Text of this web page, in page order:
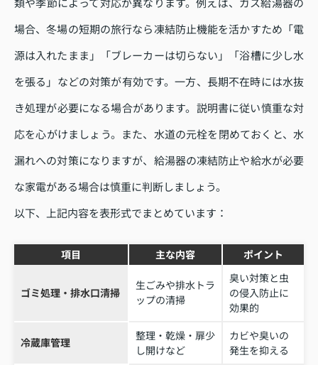
場合、冬場の短期の旅行なら凍結防止機能を活かすため「電
源は入れたまま」「ブレーカーは切らない」「浴槽に少し水
を張る」などの対策が有効です。一方、長期不在時には水抜
き処理が必要になる場合があります。説明書に従い慎重な対
応を心がけましょう。また、水道の元栓を閉めておくと、水
漏れへの対策になりますが、給湯器の凍結防止や給水が必要
な家電がある場合は慎重に判断しましょう。
以下、上記内容を表形式でまとめています：
項目 主な内容 ポイント
ゴミ処理・排水口清掃
生ごみや排水トラ
ップの清掃
臭い対策と虫
の侵入防止に
効果的
冷蔵庫管理
整理・乾燥・扉少
し開けなど
カビや臭いの
発生を抑える